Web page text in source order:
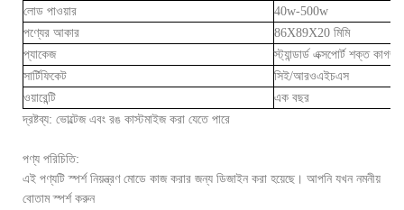
লোড পাওয়ার
40w-500w
পণ্যের আকার
86X89X20 মিমি
প্যাকেজ
স্ট্যান্ডার্ড এক্সপোর্ট শক্ত কাগজ,
সার্টিফিকেট
সিই/আরওএইচএস
ওয়ারেন্টি
এক বছর
দ্রষ্টব্য: ভোল্টেজ এবং রঙ কাস্টমাইজ করা যেতে পারে
পণ্য পরিচিতি:
এই পণ্যটি স্পর্শ নিয়ন্ত্রণ মোডে কাজ করার জন্য ডিজাইন করা হয়েছে। আপনি যখন নমনীয়
বোতাম স্পর্শ করুন